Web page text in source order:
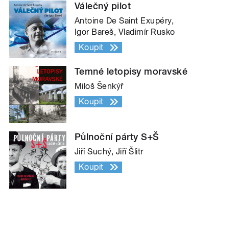
Válečný pilot
Antoine De Saint Exupéry,
Igor Bareš, Vladimír Rusko
Koupit
Temné letopisy moravské
Miloš Šenkýř
Koupit
Půlnoční párty S+Š
Jiří Suchý, Jiří Šlitr
Koupit